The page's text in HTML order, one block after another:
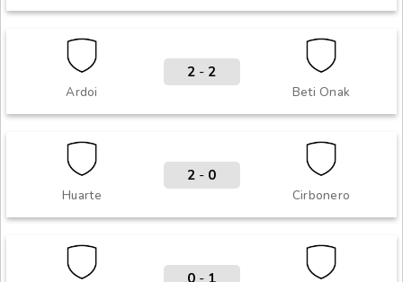
Ardoi Beti Onak
2 - 2
Huarte Cirbonero
2 - 0
0 - 1